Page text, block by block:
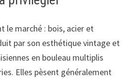
le marché : bois, acier et
par son esthétique vintage et
en bouleau multiplis
Elles pèsent généralement